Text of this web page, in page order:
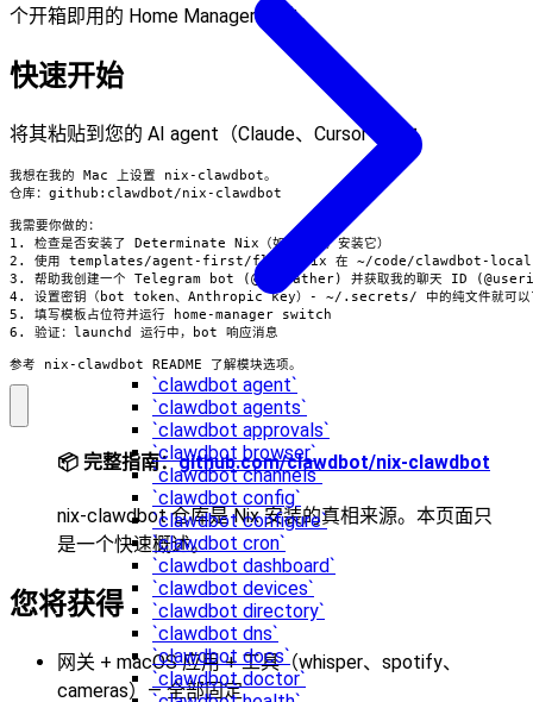
`clawdbot agent`
`clawdbot agents`
`clawdbot approvals`
`clawdbot browser`
`clawdbot channels`
`clawdbot config`
`clawdbot configure`
`clawdbot cron`
`clawdbot dashboard`
`clawdbot devices`
`clawdbot directory`
`clawdbot dns`
`clawdbot docs`
`clawdbot doctor`
个开箱即用的 Home Manager 模块。
快速开始
将其粘贴到您的 AI agent（Claude、Cursor 等）：
参考 nix-clawdbot README 了解模块选项。
📦 完整指南：github.com/clawdbot/nix-clawdbot
nix-clawdbot 仓库是 Nix 安装的真相来源。本页面只
是一个快速概述。
您将获得
网关 + macOS 应用 + 工具（whisper、spotify、
cameras）— 全部固定